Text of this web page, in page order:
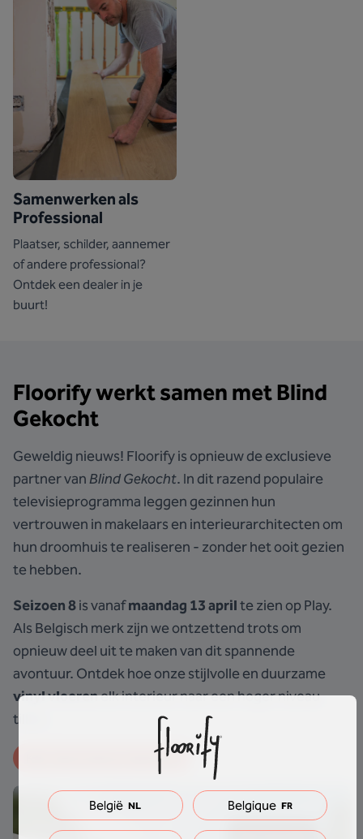
Samenwerken als
Professional
Plaatser, schilder, aannemer
of andere professional?
Ontdek een dealer in je
buurt!
Floorify werkt samen met Blind
Gekocht
Geweldig nieuws! Floorify is opnieuw de exclusieve
partner vanBlind Gekocht. In dit razend populaire
televisieprogramma leggen gezinnen hun
vertrouwen in makelaars en interieurarchitecten om
hun droomhuis te realiseren - zonder het ooit gezien
te hebben.
Seizoen 8is vanafmaandag 13 aprilte zien op Play.
Als Belgisch merk zijn we ontzettend trots om
opnieuw deel uit te maken van dit spannende
avontuur. Ontdek hoe onze stijlvolle en duurzame
vinyl vloerenelk interieur naar een hoger niveau
tillen.
Kijk mee & laat je inspireren
België NL Belgique FR